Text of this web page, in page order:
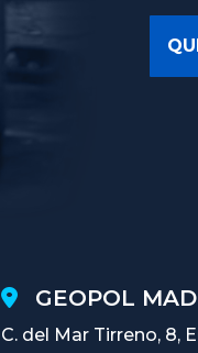
GEOPOL
C. del Mar Tirreno, 8,